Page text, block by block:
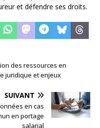
et défendre ses droits.
des ressources en
juridique et enjeux
SUIVANT
en cas
en portage
salarial